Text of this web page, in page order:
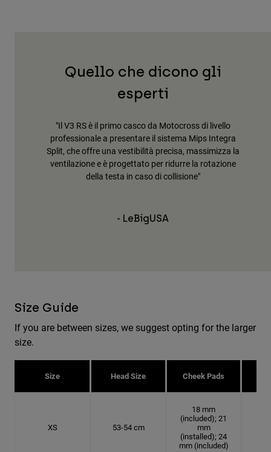
Quello che dicono gli
esperti
"Il V3 RS è il primo casco da Motocross di livello
professionale a presentare il sistema Mips Integra
Split, che offre una vestibilità precisa, massimizza la
ventilazione e è progettato per ridurre la rotazione
della testa in caso di collisione"
- LeBigUSA
Size Guide
If you are between sizes, we suggest opting for the larger
size.
Size Head Size Cheek Pads
XS 53-54 cm
18 mm
(included); 21
mm
(installed); 24
mm (included)